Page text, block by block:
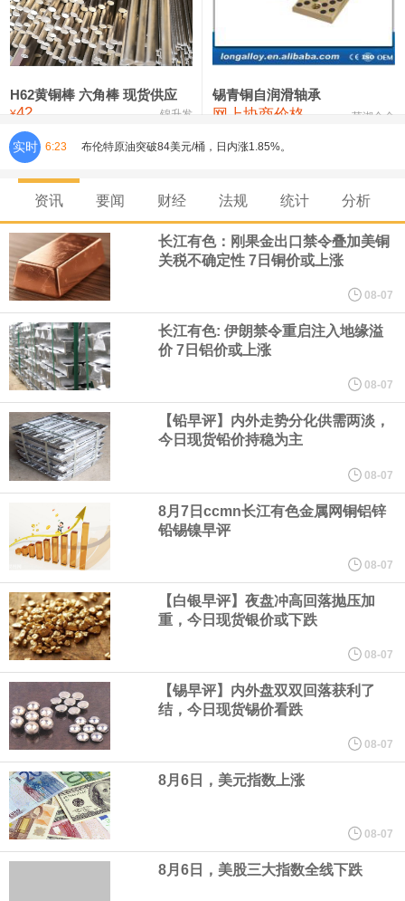
铸造铝合金锭(ZLD104) 24,300—24,500 24,400
压铸锌合金锭 26,500—26,700
氯化镍 38,300—40,300 39,300 0
H62黄铜棒 六角棒 现货供应
¥42 锦升发
锡青铜自润滑轴承
网上协商价格 芜湖合金
实时 6:23 布伦特原油突破84美元/桶，日内涨1.85%。
美联储穆萨莱姆：在最近一次联邦公开市场委员会（FOMC）会议
上，我倾向于加息。 通胀维持在目标水平上方的概率有所上升。
美联储穆萨莱姆：供给与需求端均出现通胀上行压力，若各类冲击
消退，通胀有望回落至 2%。 一年后通胀可能企稳于 2.5%‑3% 甚至
更高水平。
据CME“美联储观察”：美联储到9月维持利率不变的概率为45%，累
计加息25个基点的概率为55%。美联储到10月维持利率不变的概率
为31%，累计加息25个基点的概率为51.9%，累计加息50个基点的
概率为17.1%。
中国物流与采购联合会今天（7日）公布7月份中国仓储指数。指数
连续两个月运行在50%以上的扩张区间。总体来看，仓储行业在季
节性气候和极端天气扰动下仍保持扩张，行业运行具有较强韧性。7
月份中国仓储指数为50.3%，较上月上升0.1个百分点，连续两个月
运行在扩张区间。
圣路易斯联储行长阿尔伯托·穆萨莱姆表示，由于通胀高于美联储2%
的目标，决策者负担不起在等待可能出现更强劲的生产率增长的同
资讯 要闻 财经 法规 统计 分析
长江有色：刚果金出口禁令叠加美铜
关税不确定性 7日铜价或上涨
08-07
长江有色: 伊朗禁令重启注入地缘溢
价 7日铝价或上涨
08-07
【铅早评】内外走势分化供需两淡，
今日现货铅价持稳为主
08-07
8月7日ccmn长江有色金属网铜铝锌
铅锡镍早评
08-07
【白银早评】夜盘冲高回落抛压加
重，今日现货银价或下跌
08-07
【锡早评】内外盘双双回落获利了
结，今日现货锡价看跌
08-07
8月6日，美元指数上涨
08-07
8月6日，美股三大指数全线下跌